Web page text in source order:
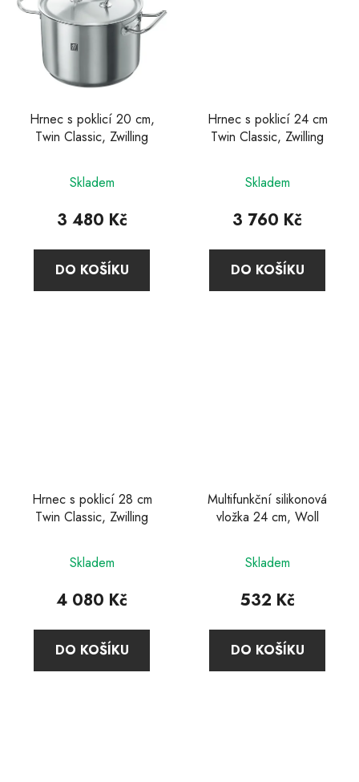
Hrnec s poklicí 20 cm,
Twin Classic, Zwilling
hodnocení
produktu
3,9
z
Skladem
3 480 Kč
DO KOŠÍKU
Hrnec s poklicí 24 cm
Twin Classic, Zwilling
hodnocení
produktu
4,9
z
Skladem
3 760 Kč
DO KOŠÍKU
Hrnec s poklicí 28 cm
Twin Classic, Zwilling
Skladem
4 080 Kč
DO KOŠÍKU
Multifunkční silikonová
vložka 24 cm, Woll
Skladem
532 Kč
DO KOŠÍKU